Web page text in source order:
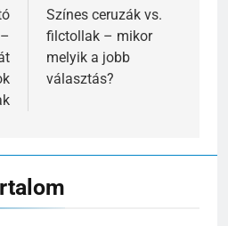
Színes ceruzák vs.
filctollak – mikor
melyik a jobb
választás?